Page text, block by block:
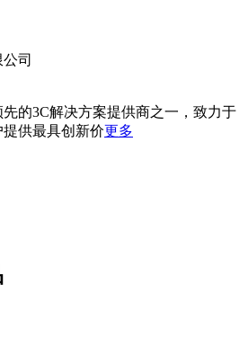
司
的3C解决方案提供商之一，致力于
供最具创新价更多